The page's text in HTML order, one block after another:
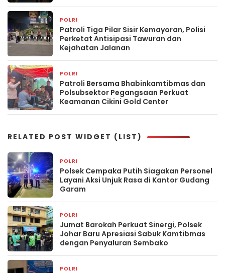
POLRI
Patroli Tiga Pilar Sisir Kemayoran, Polisi
Perketat Antisipasi Tawuran dan
Kejahatan Jalanan
POLRI
Patroli Bersama Bhabinkamtibmas dan
Polsubsektor Pegangsaan Perkuat
Keamanan Cikini Gold Center
RELATED POST WIDGET (LIST)
POLRI
Polsek Cempaka Putih Siagakan Personel
Layani Aksi Unjuk Rasa di Kantor Gudang
Garam
POLRI
Jumat Barokah Perkuat Sinergi, Polsek
Johar Baru Apresiasi Sabuk Kamtibmas
dengan Penyaluran Sembako
POLRI